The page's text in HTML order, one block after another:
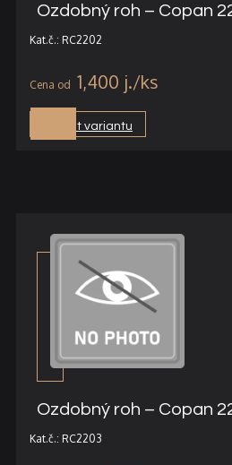
Ozdobný roh – Copan
Kat.č.: RC2202
1,400 j.
Vybrat variantu
Ozdobný roh – Copan
Kat.č.: RC2203